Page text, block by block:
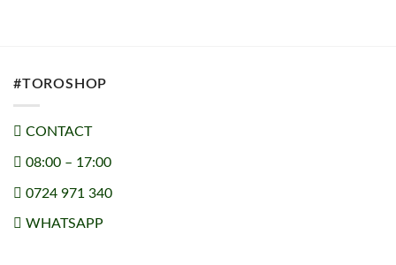
#TOROSHOP
CONTACT
08:00 – 17:00
0724 971 340
WHATSAPP